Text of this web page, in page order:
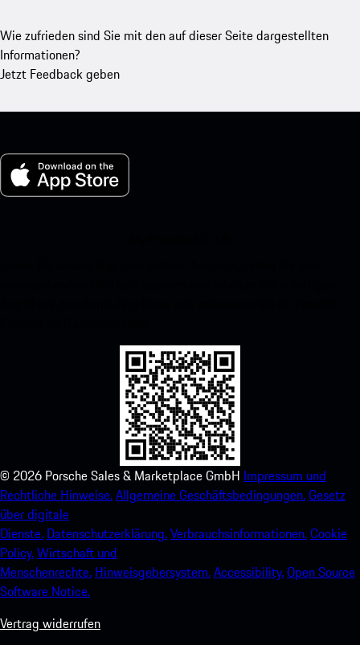
Wie zufrieden sind Sie mit den auf dieser Seite dargestellten
Informationen?
Jetzt Feedback geben
© 2026 Porsche Sales & Marketplace GmbH Impressum und
Rechtliche Hinweise.Allgemeine Geschäftsbedingungen.Gesetz
über digitale
Dienste. Datenschutzerklärung.Verbrauchsinformationen.Cookie
Policy.Wirtschaft und
Menschenrechte. Hinweisgebersystem.Accessibility.Open Source
Software Notice.
Vertrag widerrufen